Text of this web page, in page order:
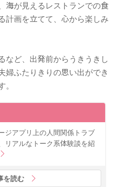
海が見えるレストランでの食
計画を立てて、心から楽しみ
など、出発前からうきうきし
婦ふたりきりの思い出ができ
ジアプリ上の人間関係トラブ
リアルなトーク系体験談を紹
を読む